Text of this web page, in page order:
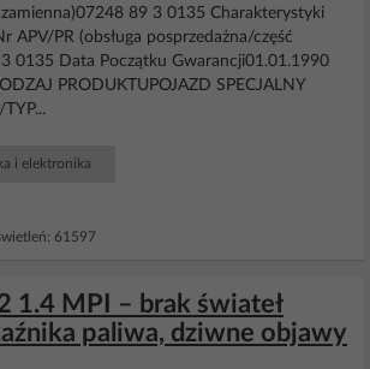
89 3 0135 Charakterystyki
APV/PR (obsługa posprzedażna/część
0135 Data Początku Gwarancji01.01.1990
PRODUKTUPOJAZD SPECJALNY
i elektronika
61597
1.4 MPI – brak świateł
paliwa, dziwne objawy